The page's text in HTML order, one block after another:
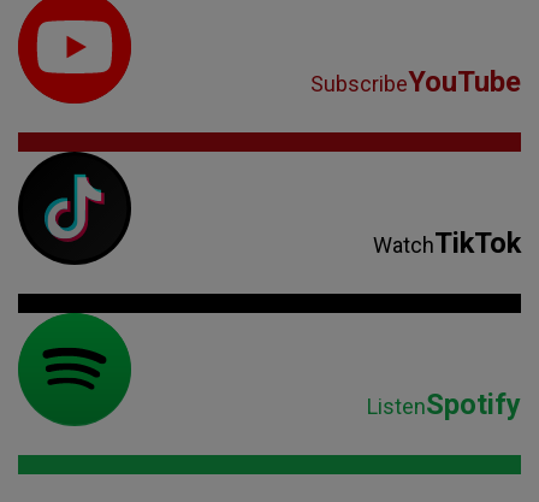
SubscribeYouTube
WatchTikTok
ListenSpotify